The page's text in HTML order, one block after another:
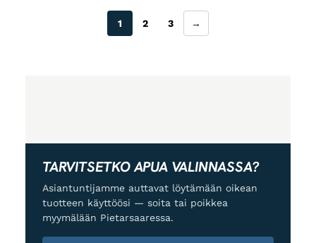
1 2 3 →
TARVITSETKO APUA VALINNASSA?
Asiantuntijamme auttavat löytämään oikean
tuotteen käyttöösi — soita tai poikkea
myymälään Pietarsaaressa.